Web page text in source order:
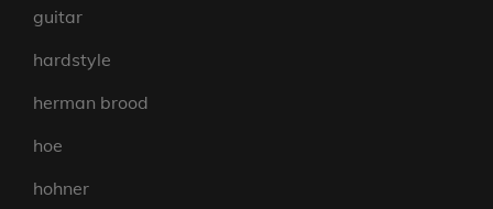
guitar
hardstyle
herman brood
hoe
hohner